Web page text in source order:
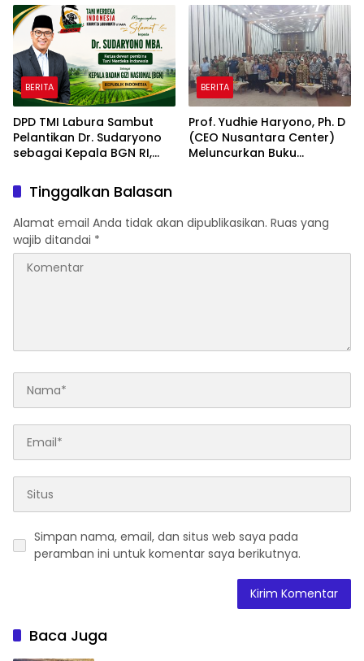
2026 & Dibuka Resmi
Pramono Anung (Gubernur
DKI Jakarta)
Industri Taman Rekreasi
dan Ekosistem Pariwisata
di Tanah Air
BERITA
DPD TMI Labura Sambut
Pelantikan Dr. Sudaryono
sebagai Kepala BGN RI,
Ketahanan Pangan dan
Gizi Nasional
BERITA
Prof. Yudhie Haryono, Ph. D
(CEO Nusantara Center)
Meluncurkan Buku
Simposium Nasional
bertema “Urgensi Undang-
Tinggalkan Balasan
Alamat email Anda tidak akan dipublikasikan. Ruas yang
wajib ditandai *
Simpan nama, email, dan situs web saya pada
peramban ini untuk komentar saya berikutnya.
Baca Juga